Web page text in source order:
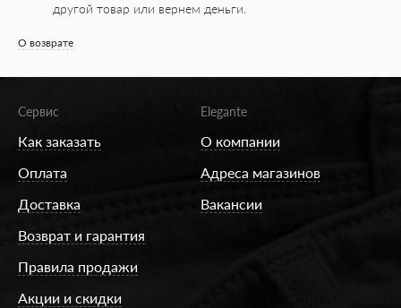
другой товар или вернем деньги.
О возврате
Сервис
Как заказать
Оплата
Доставка
Возврат и гарантия
Правила продажи
Акции и скидки
Elegante
О компании
Адреса магазинов
Вакансии